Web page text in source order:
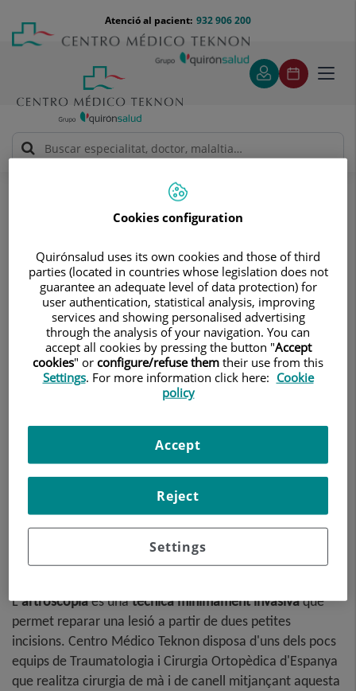
contingut
Menú
teléfono
cabecera
932 906 200
Atenció al pacient:
Artroscòpia de mà i canell
Artroscòpia de mà i canell
L'artroscòpia és una tècnica
mínimament invasiva que permet
reparar una lesió a partir de dues
petites incisions
L'artroscòpiaés unatècnica mínimament invasivaque
permet reparar una lesió a partir de dues petites
incisions. Centro Médico Teknon disposa d'uns dels pocs
equips de Traumatologia i Cirurgia Ortopèdica d'Espanya
que realitza cirurgia de mà i de canell mitjançant aquesta
Cookies configuration
Quirónsalud uses its own cookies and those of third
parties (located in countries whose legislation does not
guarantee an adequate level of data protection) for
user authentication, statistical analysis, improving
services and showing personalised advertising
through the analysis of your navigation. You can
accept all cookies by pressing the button "Accept
cookies" or configure/refuse them their use from this
Settings. For more information click here: Cookie
policy
Settings
Reject
Accept